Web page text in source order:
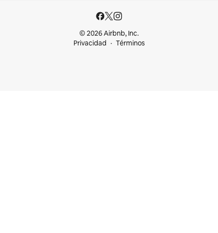
© 2026 Airbnb, Inc.
Privacidad
Términos